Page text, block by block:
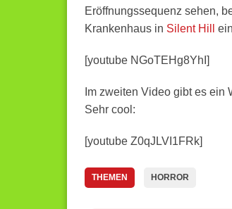
Eröffnungssequenz sehen,
Krankenhaus in Silent Hill
[youtube NGoTEHg8YhI]
Im zweiten Video gibt es
Sehr cool:
[youtube Z0qJLVI1FRk]
THEMEN HORROR